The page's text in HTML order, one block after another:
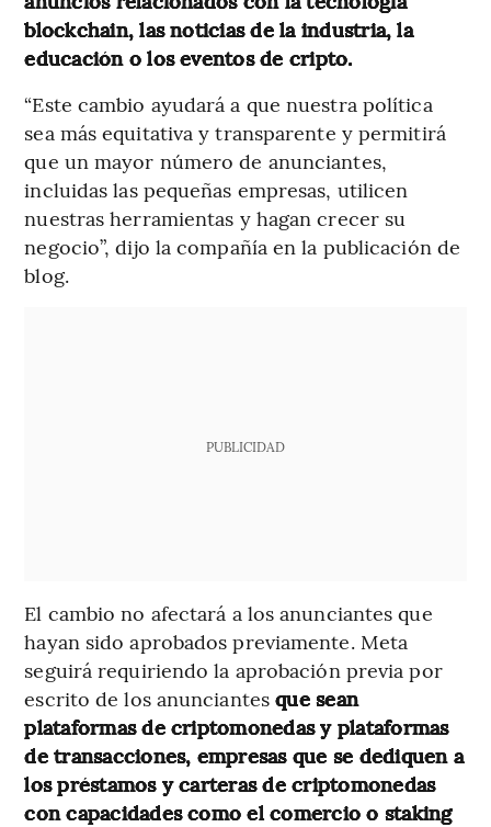
blockchain, las noticias de la industria, la
educación o los eventos de cripto.
“Este cambio ayudará a que nuestra política
sea más equitativa y transparente y permitirá
que un mayor número de anunciantes,
incluidas las pequeñas empresas, utilicen
nuestras herramientas y hagan crecer su
negocio”, dijo la compañía en la publicación de
blog.
PUBLICIDAD
El cambio no afectará a los anunciantes que
hayan sido aprobados previamente. Meta
seguirá requiriendo la aprobación previa por
escrito de los anunciantesque sean
plataformas de criptomonedas y plataformas
de transacciones, empresas que se dediquen a
los préstamos y carteras de criptomonedas
con capacidades como el comercio o staking